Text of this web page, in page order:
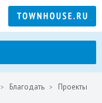
Благодать
Проекты